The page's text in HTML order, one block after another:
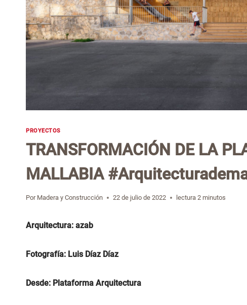
PROYECTOS
TRANSFORMACIÓN DE LA
MALLABIA
Por Madera y Construcción 22 de julio de 2022 lectura 2 minutos
Arquitectura: azab
Fotografía: Luis Díaz Díaz
Desde: Plataforma Arquitectura